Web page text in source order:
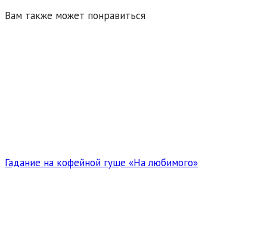
Вам также может понравиться
Гадание на кофейной гуще «На любимого»